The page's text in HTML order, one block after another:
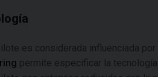
es considerada influenciada
permite especificar la